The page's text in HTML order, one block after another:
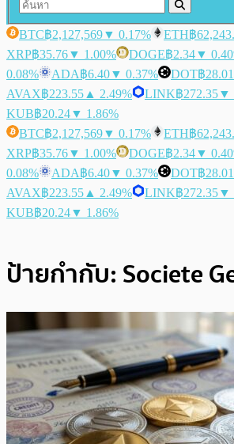
BTC฿2,127,569▼ 0.17% ETH฿
XRP฿35.76▼ 1.00% DOGE฿2.34▼
0.08%
ADA฿6.40▼ 0.37% DOT฿28.01
AVAX฿223.55 ▲ 2.49% LINK฿272.35▼
KUB฿20.24▼ 1.86%
BTC฿2,127,569▼ 0.17% ETH฿
XRP฿35.76▼ 1.00% DOGE฿2.34▼
0.08%
ADA฿6.40▼ 0.37% DOT฿28.01
AVAX฿223.55 ▲ 2.49% LINK฿272.35▼
KUB฿20.24▼ 1.86%
ป้ายกำกับ: Societe